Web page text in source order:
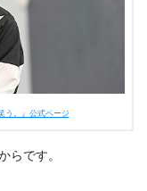
う。』公式ページ
らです。